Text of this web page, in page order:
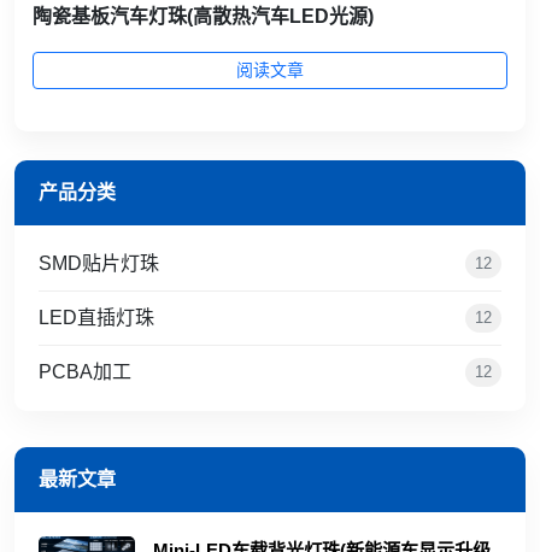
陶瓷基板汽车灯珠(高散热汽车LED光源)
阅读文章
产品分类
SMD贴片灯珠 12
LED直插灯珠 12
PCBA加工 12
最新文章